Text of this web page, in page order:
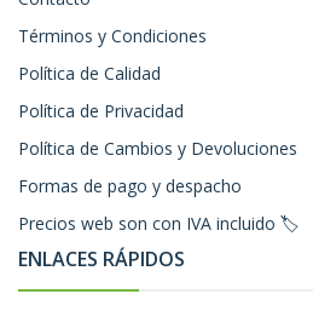
Términos y Condiciones
Política de Calidad
Política de Privacidad
Política de Cambios y Devoluciones
Formas de pago y despacho
Precios web son con IVA incluido 🏷️
ENLACES RÁPIDOS